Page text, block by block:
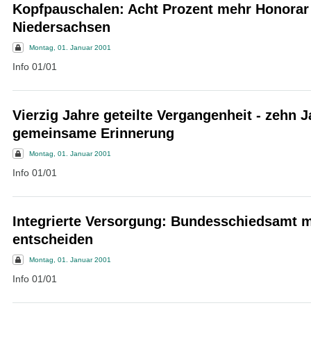
Kopfpauschalen: Acht Prozent mehr
Niedersachsen
Montag, 01. Januar 2001
Info 01/01
Vierzig Jahre geteilte Vergangenheit - zehn
gemeinsame Erinnerung
Montag, 01. Januar 2001
Info 01/01
Integrierte Versorgung: Bundesschiedsamt
entscheiden
Montag, 01. Januar 2001
Info 01/01